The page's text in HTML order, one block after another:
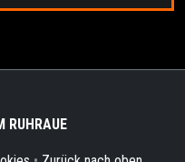
RUHRAUE